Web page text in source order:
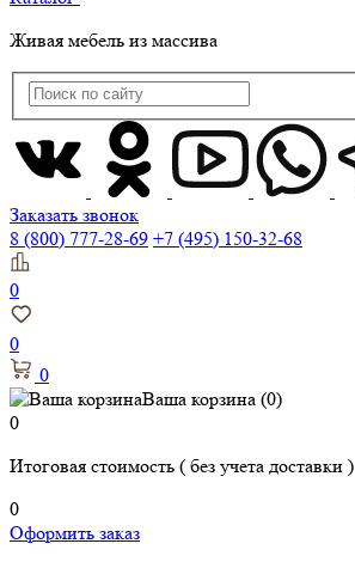
Живая мебель из массива
Заказать звонок
8 (800) 777-28-69 +7 (495) 150-32-68
0
0
0
Ваша корзина (0)
0
Итоговая стоимость ( без учета доставки )
0
Оформить заказ